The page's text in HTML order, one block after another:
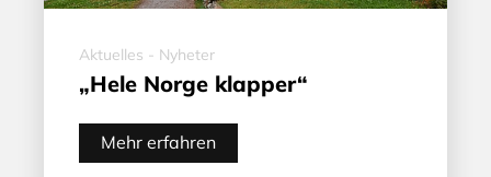
Aktuelles - Nyheter
„Hele Norge klapper“
Mehr erfahren